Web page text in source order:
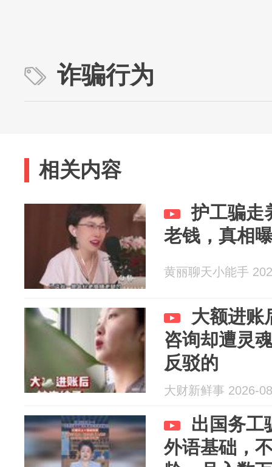
诈骗行为
相关内容
护工骗走
老钱，真相
黄丽聊天小能手
大额进账
咨询却遭灵
反驳的
大财新鲜事 2026-
出国务工
外语基础，